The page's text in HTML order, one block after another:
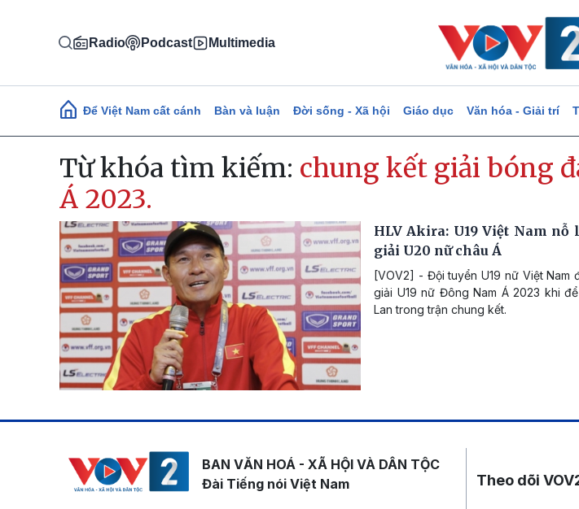
Radio Podcast Multimedia
Main navigation
Để Việt Nam cất cánh Bàn và luận Đời sống - Xã hội Giáo dục Văn hóa - Giải trí
Từ khóa tìm kiếm: chung kết giải bóng
Á 2023.
HLV Akira: U19 Việt Nam
giải U20 nữ châu Á
[VOV2] - Đội tuyển U19 nữ Việt
giải U19 nữ Đông Nam Á 2023 khi
Lan trong trận chung kết.
BAN VĂN HOÁ - XÃ HỘI VÀ DÂN TỘC
Đài Tiếng nói Việt Nam
Mạng
Theo dõi